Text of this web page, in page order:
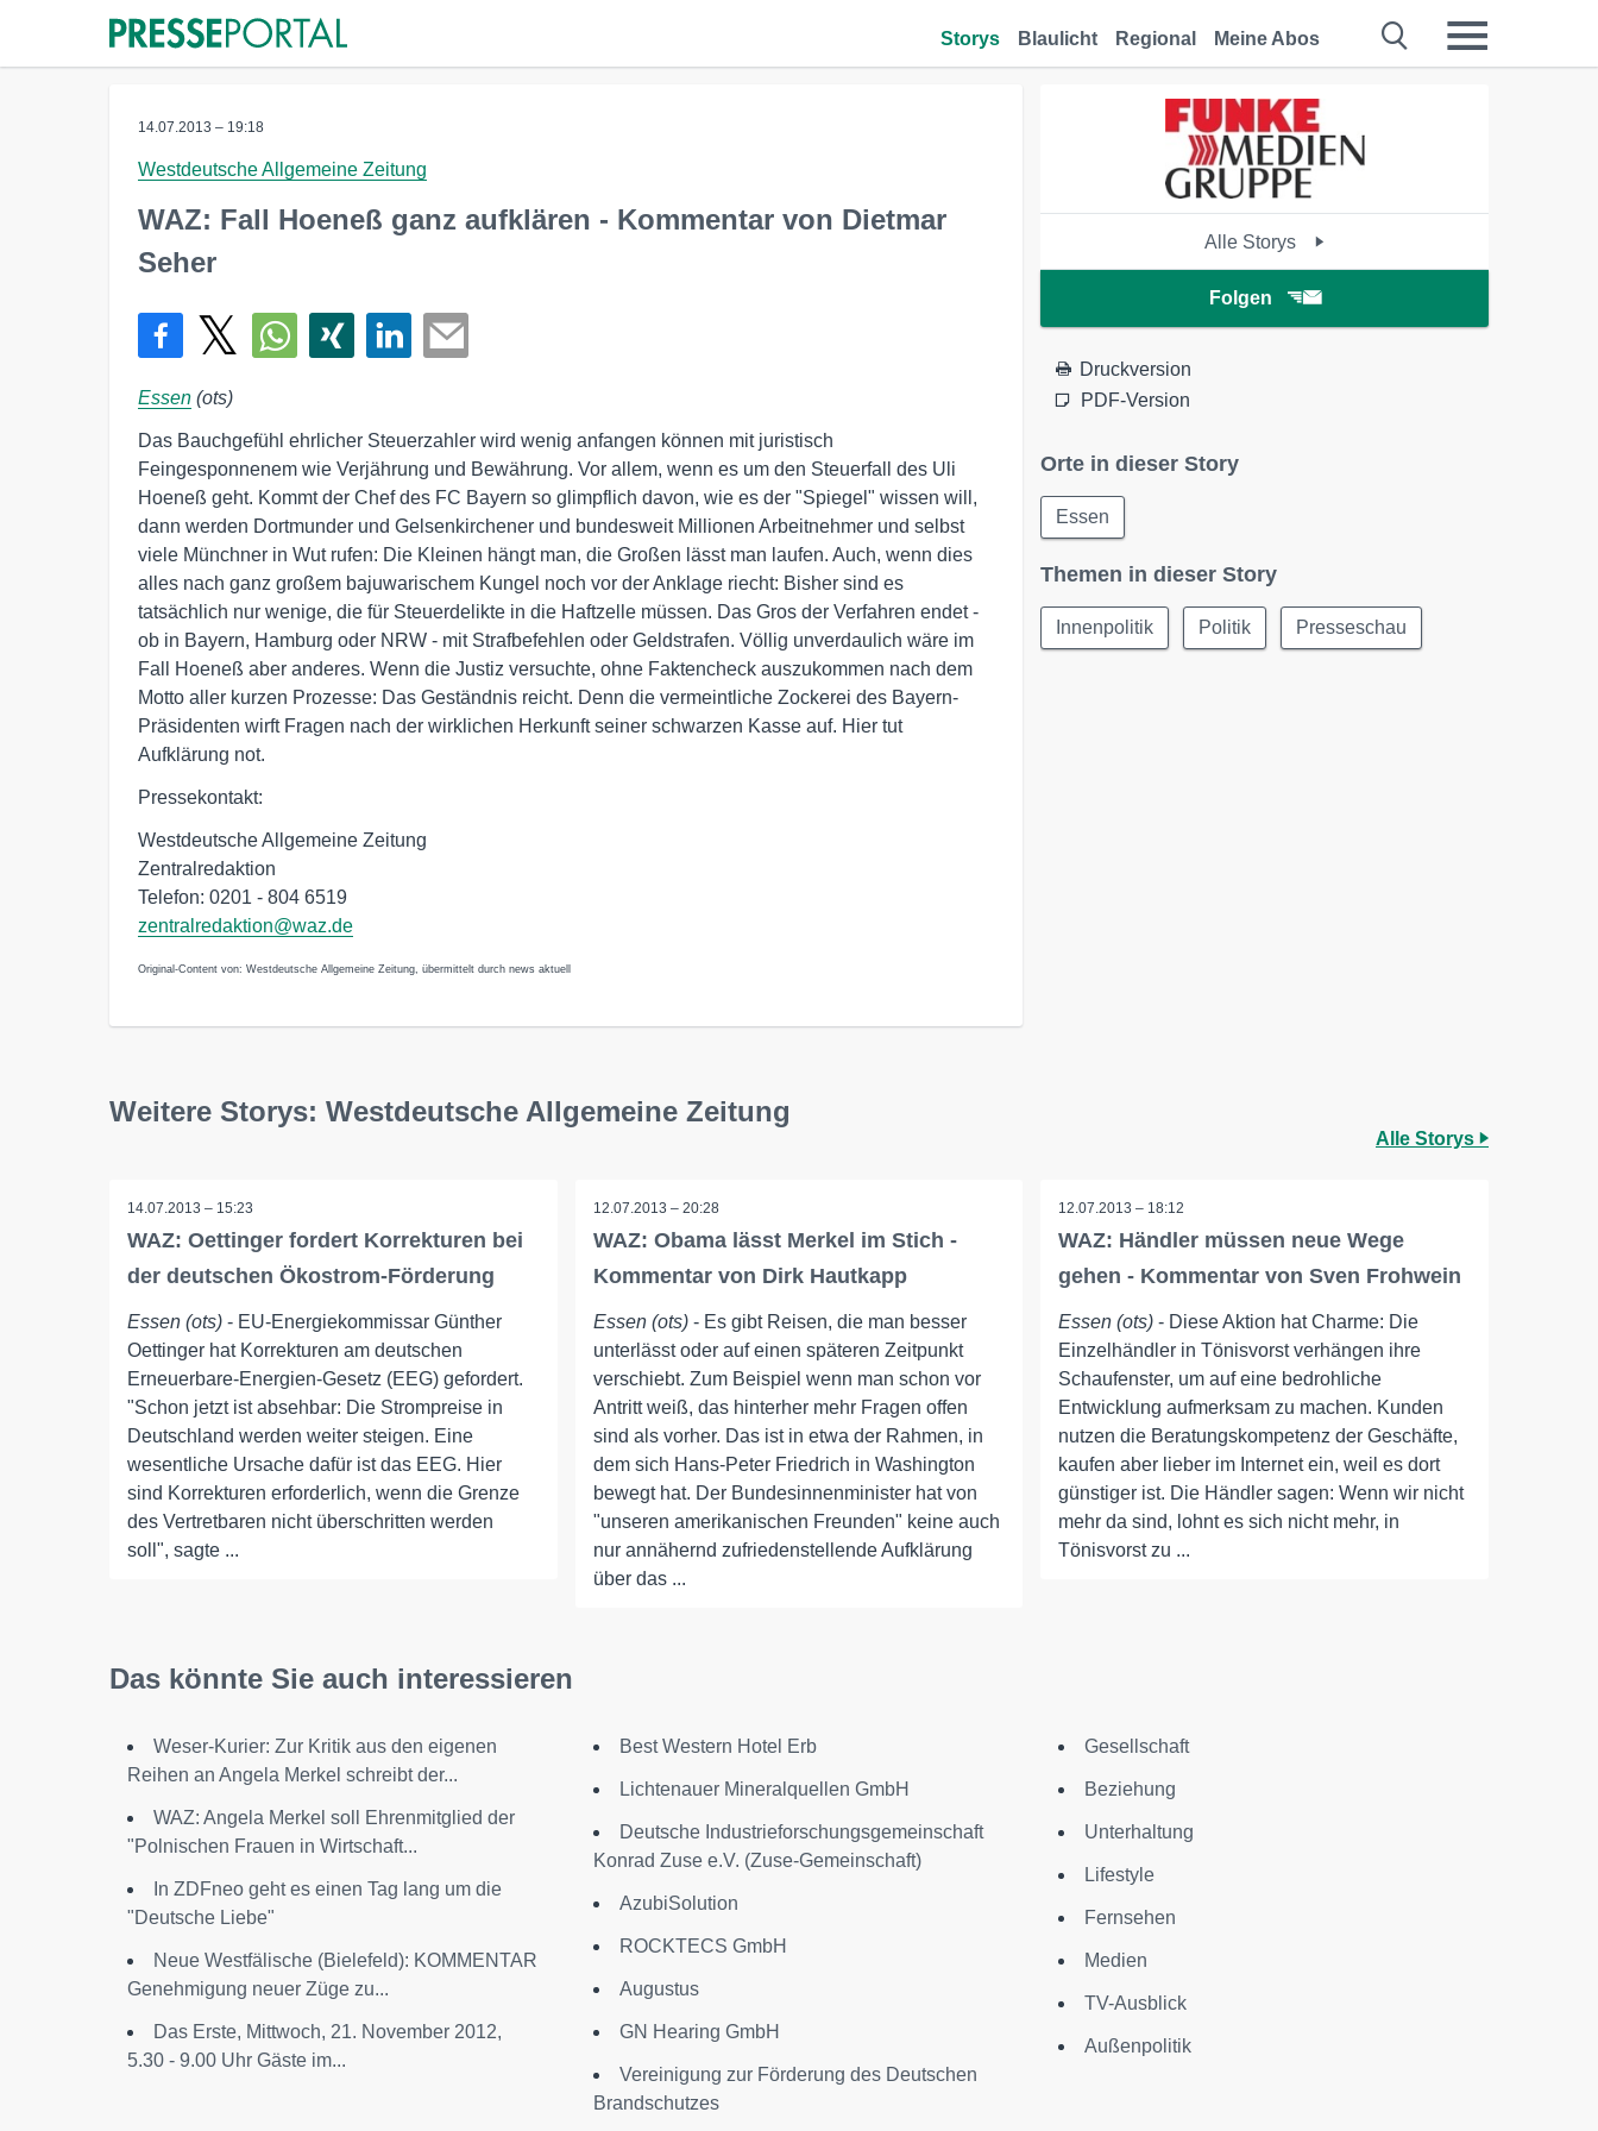
Storys Blaulicht Regional Meine Abos
14.07.2013 – 19:18
Westdeutsche Allgemeine Zeitung
WAZ: Fall Hoeneß ganz aufklären - Kommentar von Dietmar
Seher
Essen (ots)
Das Bauchgefühl ehrlicher Steuerzahler wird wenig anfangen können mit juristisch
Feingesponnenem wie Verjährung und Bewährung. Vor allem, wenn es um den Steuerfall des Uli
Hoeneß geht. Kommt der Chef des FC Bayern so glimpflich davon, wie es der "Spiegel" wissen will,
dann werden Dortmunder und Gelsenkirchener und bundesweit Millionen Arbeitnehmer und selbst
viele Münchner in Wut rufen: Die Kleinen hängt man, die Großen lässt man laufen. Auch, wenn dies
alles nach ganz großem bajuwarischem Kungel noch vor der Anklage riecht: Bisher sind es
tatsächlich nur wenige, die für Steuerdelikte in die Haftzelle müssen. Das Gros der Verfahren endet -
ob in Bayern, Hamburg oder NRW - mit Strafbefehlen oder Geldstrafen. Völlig unverdaulich wäre im
Fall Hoeneß aber anderes. Wenn die Justiz versuchte, ohne Faktencheck auszukommen nach dem
Motto aller kurzen Prozesse: Das Geständnis reicht. Denn die vermeintliche Zockerei des Bayern-
Präsidenten wirft Fragen nach der wirklichen Herkunft seiner schwarzen Kasse auf. Hier tut
Aufklärung not.
Pressekontakt:
Westdeutsche Allgemeine Zeitung
Zentralredaktion
Telefon: 0201 - 804 6519
zentralredaktion@waz.de
Original-Content von: Westdeutsche Allgemeine Zeitung, übermittelt durch news aktuell
Alle Storys
Folgen
Druckversion
PDF-Version
Orte in dieser Story
Essen
Themen in dieser Story
Innenpolitik Politik Presseschau
Weitere Storys: Westdeutsche Allgemeine Zeitung
Alle Storys
14.07.2013 – 15:23
WAZ: Oettinger fordert Korrekturen bei
der deutschen Ökostrom-Förderung
Essen (ots) - EU-Energiekommissar Günther
Oettinger hat Korrekturen am deutschen
Erneuerbare-Energien-Gesetz (EEG) gefordert.
"Schon jetzt ist absehbar: Die Strompreise in
Deutschland werden weiter steigen. Eine
wesentliche Ursache dafür ist das EEG. Hier
sind Korrekturen erforderlich, wenn die Grenze
des Vertretbaren nicht überschritten werden
soll", sagte ...
12.07.2013 – 20:28
WAZ: Obama lässt Merkel im Stich -
Kommentar von Dirk Hautkapp
Essen (ots)- Es gibt Reisen, die man besser
unterlässt oder auf einen späteren Zeitpunkt
verschiebt. Zum Beispiel wenn man schon vor
Antritt weiß, das hinterher mehr Fragen offen
sind als vorher. Das ist in etwa der Rahmen, in
dem sich Hans-Peter Friedrich in Washington
bewegt hat. Der Bundesinnenminister hat von
"unseren amerikanischen Freunden" keine auch
nur annähernd zufriedenstellende Aufklärung
über das ...
12.07.2013 – 18:12
WAZ: Händler müssen neue Wege
gehen - Kommentar von Sven Frohwein
Essen (ots) - Diese Aktion hat Charme: Die
Einzelhändler in Tönisvorst verhängen ihre
Schaufenster, um auf eine bedrohliche
Entwicklung aufmerksam zu machen. Kunden
nutzen die Beratungskompetenz der Geschäfte,
kaufen aber lieber im Internet ein, weil es dort
günstiger ist. Die Händler sagen: Wenn wir nicht
mehr da sind, lohnt es sich nicht mehr, in
Tönisvorst zu ...
Das könnte Sie auch interessieren
Weser-Kurier: Zur Kritik aus den eigenen
Reihen an Angela Merkel schreibt der...
WAZ: Angela Merkel soll Ehrenmitglied der
"Polnischen Frauen in Wirtschaft...
In ZDFneo geht es einen Tag lang um die
"Deutsche Liebe"
Neue Westfälische (Bielefeld): KOMMENTAR
Genehmigung neuer Züge zu...
Das Erste, Mittwoch, 21. November 2012,
5.30 - 9.00 Uhr Gäste im...
Best Western Hotel Erb
Lichtenauer Mineralquellen GmbH
Deutsche Industrieforschungsgemeinschaft
Konrad Zuse e.V. (Zuse-Gemeinschaft)
AzubiSolution
ROCKTECS GmbH
Augustus
GN Hearing GmbH
Vereinigung zur Förderung des Deutschen
Brandschutzes
Gesellschaft
Beziehung
Unterhaltung
Lifestyle
Fernsehen
Medien
TV-Ausblick
Außenpolitik